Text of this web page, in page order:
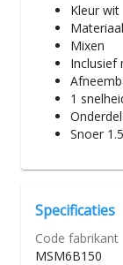
Kleur wit
Mixen
Inclusief
1
Snoer
Specificaties
Code fabrikant
MSM6B150